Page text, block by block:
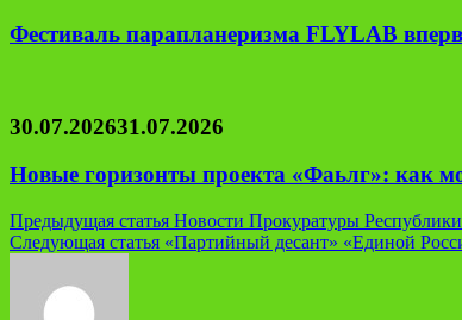
Фестиваль парапланеризма FLYLAB
30.07.202631.07.2026
Новые горизонты проекта «Фаьлг»: как
Навигация
по
записям
Предыдущая статья Новости Прокуратуры
Следующая статья «Партийный десант» «Единой